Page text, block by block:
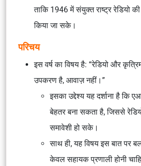
ताकि 1946 में संयुक्त राष्ट्र रेडियो
किया जा सके।
परिचय
इस वर्ष का विषय है: “रेडियो और
उपकरण है, आवाज़ नहीं।”
इसका उद्देश्य यह दर्शाना है कि
बेहतर बना सकता है, जिससे
समावेशी हो सके।
साथ ही, यह विषय इस बात पर
केवल सहायक प्रणाली होनी